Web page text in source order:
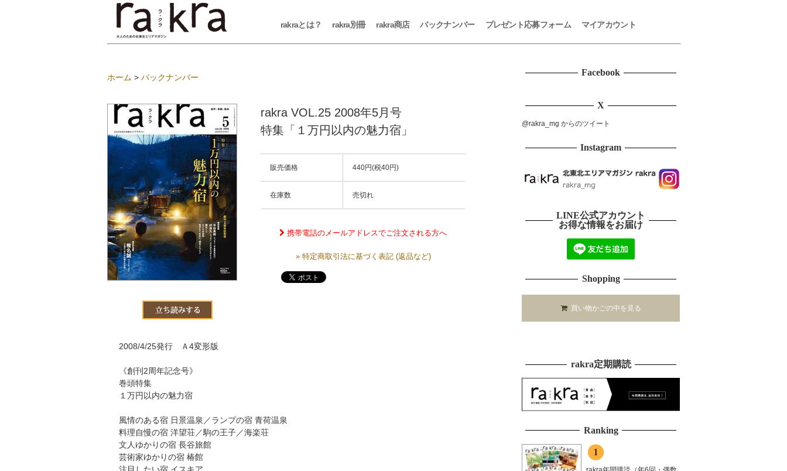
rakraとは？ rakra別冊 rakra商店 バックナンバー プレゼント応募フォーム マイアカウント
ホーム > バックナンバー
rakra VOL.25 2008年5月号
特集「１万円以内の魅力宿」
販売価格 440円(税40円)
在庫数 売切れ
携帯電話のメールアドレスでご注文される方へ
» 特定商取引法に基づく表記 (返品など)
2008/4/25発行 Ａ4変形版
《創刊2周年記念号》
巻頭特集
１万円以内の魅力宿
風情のある宿 日景温泉／ランプの宿 青荷温泉
料理自慢の宿 洋望荘／駒の王子／海楽荘
文人ゆかりの宿 長谷旅館
芸術家ゆかりの宿 椿館
Facebook
X
@rakra_mg からのツイート
Instagram
LINE公式アカウント
お得な情報をお届け
Shopping
買い物かごの中を見る
rakra定期購読
Ranking